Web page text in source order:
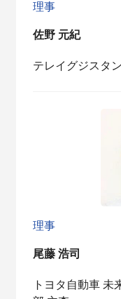
理事
佐野 元紀
テレイグジスタ
理事
尾藤 浩司
トヨタ自動車 未